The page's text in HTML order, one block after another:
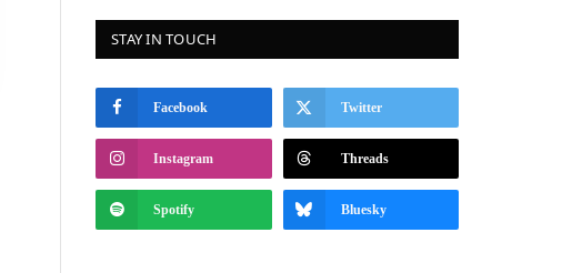
STAY IN TOUCH
Facebook Twitter
Instagram Threads
Spotify Bluesky